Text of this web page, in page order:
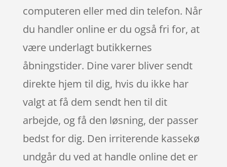
computeren eller med din telefon. Når
du handler online er du også fri for, at
være underlagt butikkernes
åbningstider. Dine varer bliver sendt
direkte hjem til dig, hvis du ikke har
valgt at få dem sendt hen til dit
arbejde, og få den løsning, der passer
bedst for dig. Den irriterende kassekø
undgår du ved at handle online det er